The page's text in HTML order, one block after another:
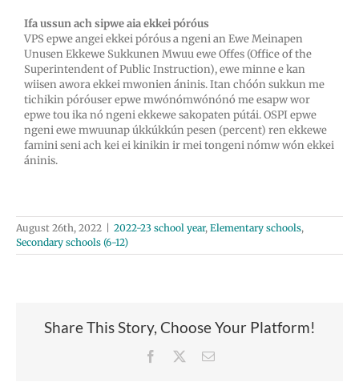
Ifa ussun ach sipwe aia ekkei póróus
VPS epwe angei ekkei póróus a ngeni an Ewe Meinapen
Unusen Ekkewe Sukkunen Mwuu ewe Offes (Office of the
Superintendent of Public Instruction), ewe minne e kan
wiisen awora ekkei mwonien áninis. Itan chóón sukkun me
tichikin póróuser epwe mwónómwónónó me esapw wor
epwe tou ika nó ngeni ekkewe sakopaten pútái. OSPI epwe
ngeni ewe mwuunap úkkúkkún pesen (percent) ren ekkewe
famini seni ach kei ei kinikin ir mei tongeni nómw wón ekkei
áninis.
August 26th, 2022 | 2022-23 school year, Elementary schools,
Secondary schools (6-12)
Share This Story, Choose Your Platform!
Facebook Email